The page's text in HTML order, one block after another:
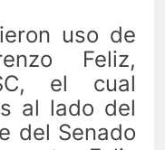
uso de
Feliz,
el cual
al lado del
del Senado